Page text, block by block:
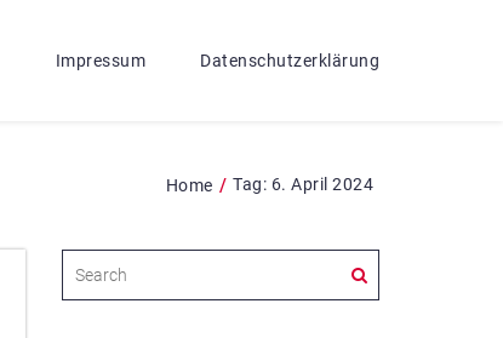
Impressum Datenschutzerklärung
Home / Tag: 6. April 2024